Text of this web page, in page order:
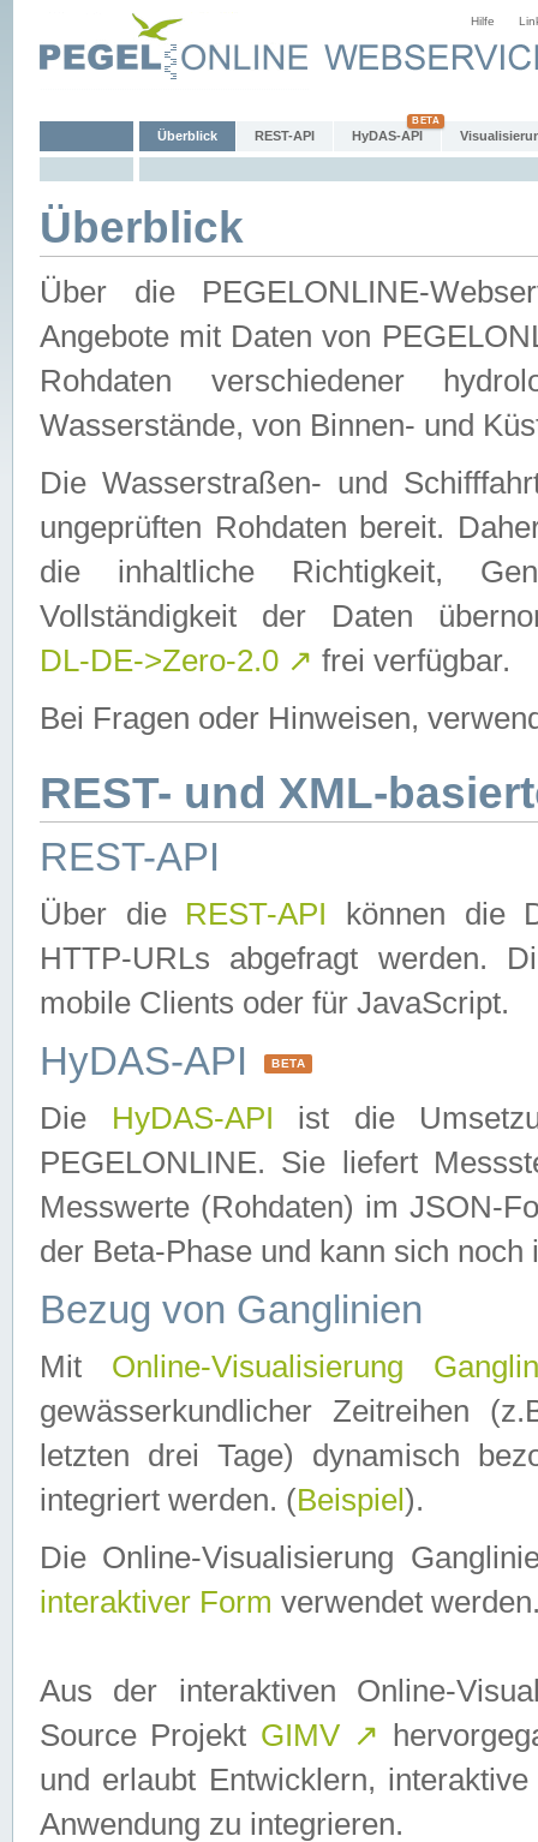
Hilfe
Überblick REST-API HyDAS-API
Überblick
Über die PEGELONLINE-
Angebote mit Daten von
Rohdaten verschiedener
Wasserstände, von Binnen- und
Die Wasserstraßen- und
ungeprüften Rohdaten bereit.
die inhaltliche Richtigkeit,
Vollständigkeit der Daten
DL-DE->Zero-2.0 ↗ frei verfügbar.
Bei Fragen oder Hinweisen,
REST- und XML-
REST-API
Über die REST-API können die
HTTP-URLs abgefragt werden.
mobile Clients oder für JavaScript.
HyDAS-API BETA
Die HyDAS-API ist die
PEGELONLINE. Sie liefert
Messwerte (Rohdaten) im JSON-
der Beta-Phase und kann sich noch
Bezug von Ganglinien
Mit Online-Visualisierung
gewässerkundlicher Zeitreihen
letzten drei Tage) dynamisch
integriert werden. (Beispiel ).
Die Online-Visualisierung
interaktiver Form verwendet
Aus der interaktiven Online-
Source Projekt GIMV ↗
und erlaubt Entwicklern,
Anwendung zu integrieren.